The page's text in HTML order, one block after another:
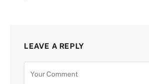
LEAVE A REPLY